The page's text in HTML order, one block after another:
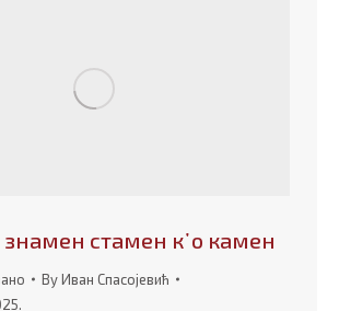
стамен к᾿о камен
ByИван Спасојевић